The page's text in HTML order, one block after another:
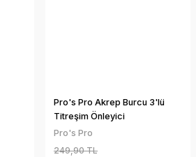
Pro's Pro Akrep Burcu 3'lü
Titreşim Önleyici
Pro's Pro
249,90 TL